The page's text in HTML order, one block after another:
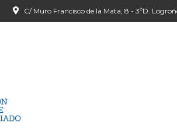
C/ Muro Francisco de la Mata, 8 - 3ºD.